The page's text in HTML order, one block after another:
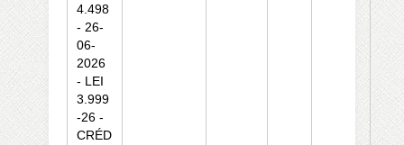
4.498
- 26-
06-
2026
- LEI
3.999
-26 -
CRÉD